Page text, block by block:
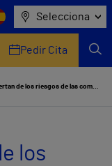
Selecciona
Pedir Cita
Psicólogos alertan de los riesgos de las compras compulsivas en el periodo de rebajas
los